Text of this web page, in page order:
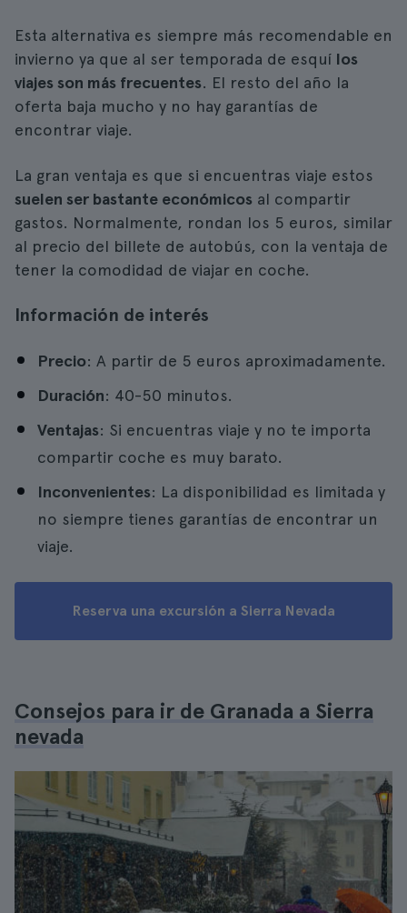
Esta alternativa es siempre más recomendable en
invierno ya que al ser temporada de esquí los
viajes son más frecuentes. El resto del año la
oferta baja mucho y no hay garantías de
encontrar viaje.
La gran ventaja es que si encuentras viaje estos
suelen ser bastante económicos al compartir
gastos. Normalmente, rondan los 5 euros, similar
al precio del billete de autobús, con la ventaja de
tener la comodidad de viajar en coche.
Información de interés
Precio: A partir de 5 euros aproximadamente.
Duración: 40-50 minutos.
Ventajas: Si encuentras viaje y no te importa
compartir coche es muy barato.
Inconvenientes: La disponibilidad es limitada y
no siempre tienes garantías de encontrar un
viaje.
Reserva una excursión a Sierra Nevada
Consejos para ir de Granada a Sierra
nevada